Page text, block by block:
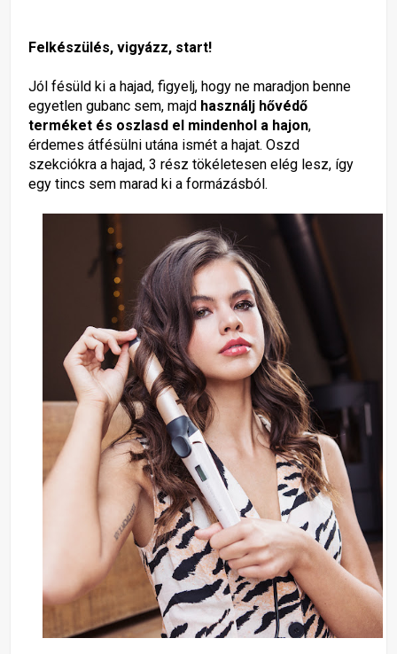
Felkészülés, vigyázz, start!
Jól fésüld ki a hajad, figyelj, hogy ne maradjon benne
egyetlen gubanc sem, majd használj hővédő
terméket és oszlasd el mindenhol a hajon,
érdemes átfésülni utána ismét a hajat. Oszd
szekciókra a hajad, 3 rész tökéletesen elég lesz, így
egy tincs sem marad ki a formázásból.